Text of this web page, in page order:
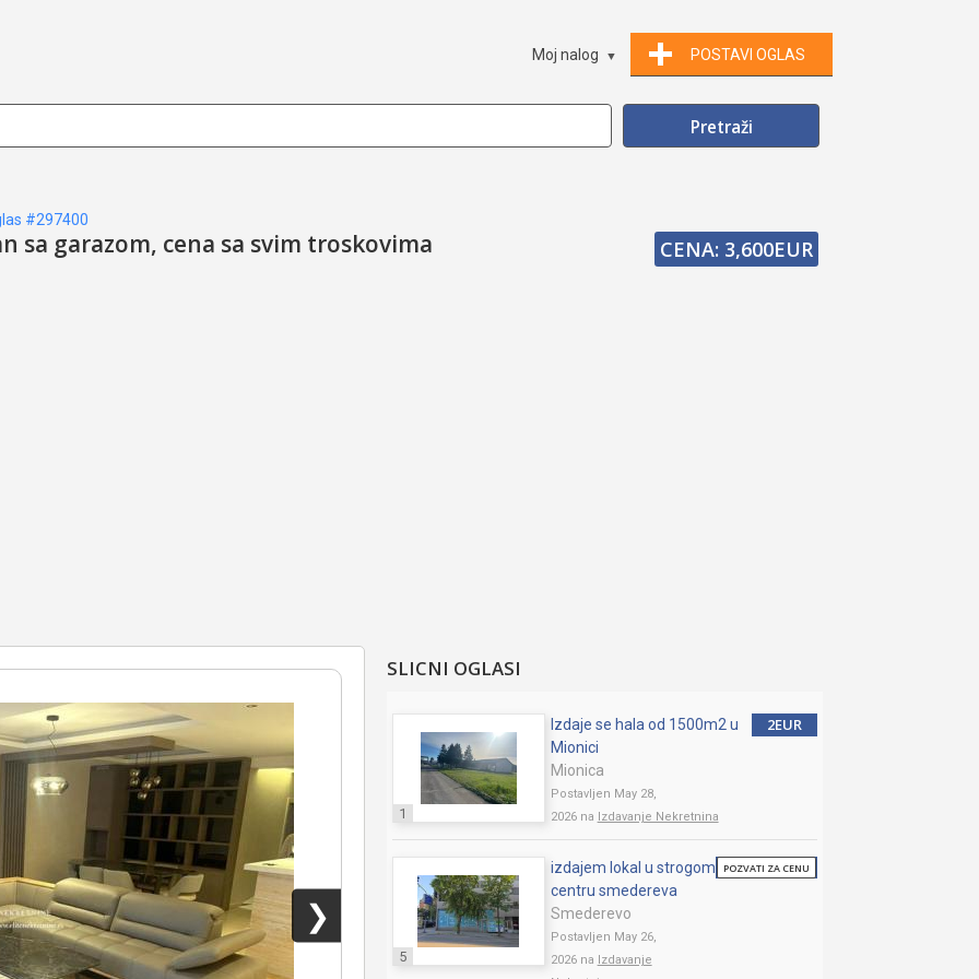
POSTAVI OGLAS
Moj nalog
#297400
sa garazom, cena sa svim troskovima CENA: 3,600EUR
❯
SLICNI OGLASI
1
Izdaje se hala od 1500m2 u
Mionici
Mionica
Postavljen May 28,
2026 na Izdavanje Nekretnina
2EUR
5
izdajem lokal u strogom
centru smedereva
Smederevo
Postavljen May 26,
2026 na Izdavanje
POZVATI ZA CENU